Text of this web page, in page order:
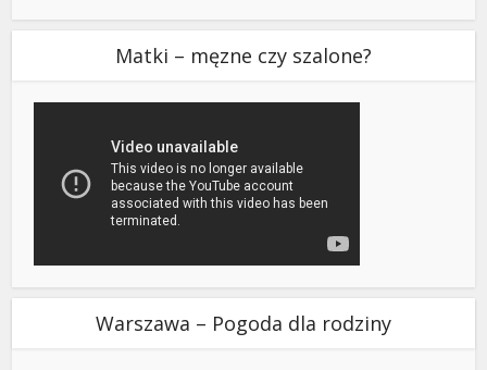
Matki – męzne czy szalone?
Warszawa – Pogoda dla rodziny